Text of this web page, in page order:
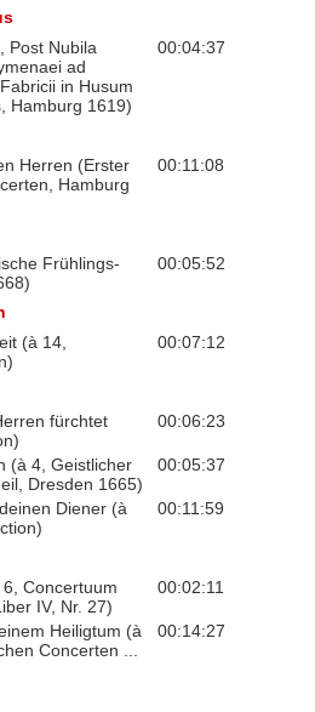
Post Nubila
ad
in Husum
Hamburg 1619)
00:04:37
Herren (Erster
Hamburg
00:11:08
Frühlings-
00:05:52
(à 14,
00:07:12
fürchtet
00:06:23
(à 4, Geistlicher
Dresden 1665)
00:05:37
Diener (à
00:11:59
Concertuum
IV, Nr. 27)
00:02:11
Heiligtum (à
Concerten ...
00:14:27